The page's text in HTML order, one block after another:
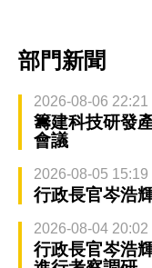
部門新聞
2026-08-06 22:21
籌建科技研發
會議
2026-08-05 15:19
行政長官岑浩
2026-08-04 20:02
行政長官岑浩